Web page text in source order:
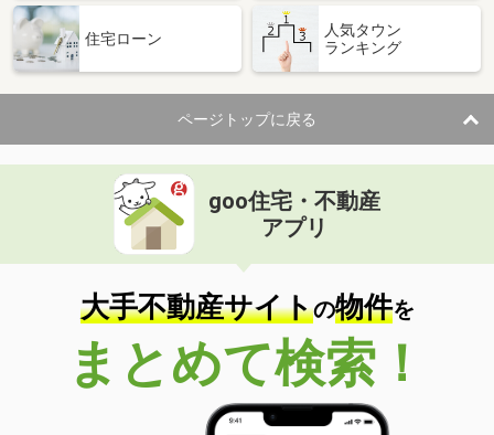
住宅ローン
人気タウン
ランキング
ページトップに戻る
goo住宅・不動産
アプリ
大手不動産サイトの物件を
まとめて検索！